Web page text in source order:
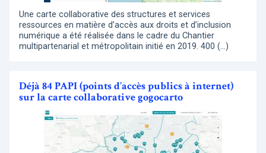
Une carte collaborative des structures et services
ressources en matière d’accès aux droits et d’inclusion
numérique a été réalisée dans le cadre du Chantier
multipartenarial et métropolitain initié en 2019. 400 (…)
Déjà 84 PAPI (points d’accès publics à internet)
sur la carte collaborative gogocarto